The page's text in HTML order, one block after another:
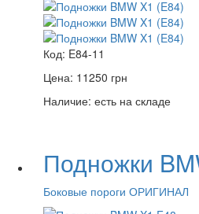
Код: E84-11
Цена: 11250 грн
Наличие: есть на складе
Подножки
Боковые пороги ОРИГИНАЛ